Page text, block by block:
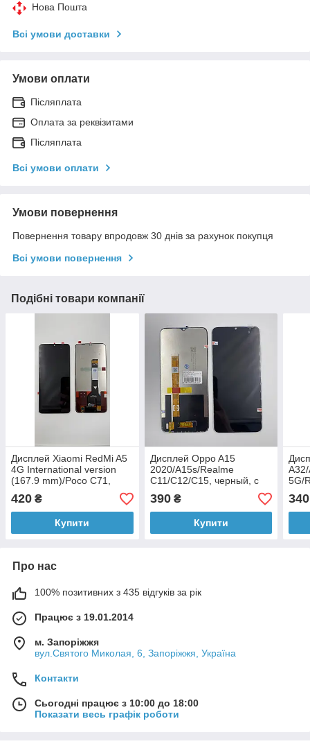
Нова Пошта
Всі умови доставки
Умови оплати
Післяплата
Оплата за реквізитами
Післяплата
Всі умови оплати
Умови повернення
Повернення товару впродовж 30 днів за рахунок покупця
Всі умови повернення
Подібні товари компанії
Дисплей Xiaomi RedMi A5
4G International version
(167.9 mm)/Poco C71,
черный, с тачскрином,
ORIGINAL NEW
420 ₴
Купити
Дисплей Oppo A15
2020/A15s/Realme
C11/C12/C15, черный, с
тачскрином, ORIGINAL
NEW
390₴
Купити
5G/
340
Про нас
100% позитивних з 435 відгуків за рік
Працює з 19.01.2014
м. Запоріжжя
вул.Святого Миколая, 6, Запоріжжя, Україна
Контакти
Сьогодні працює з 10:00 до 18:00
Показати весь графік роботи